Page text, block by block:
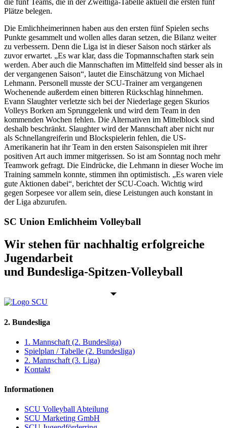
Plätze belegen.
Die Emlichheimerinnen haben aus den ersten fünf Spielen sechs
Punkte gesammelt und wollen alles daran setzen, die Bilanz weiter
zu verbessern. Denn die Liga ist in dieser Saison noch stärker als
zuvor erwartet. „Es war klar, dass die Topmannschaften stark sein
werden. Aber auch die Mannschaften im Mittelfeld sind besser als in
der vergangenen Saison“, lautet die Einschätzung von Michael
Lehmann. Personell musste der SCU-Trainer am vergangenen
Wochenende außerdem einen bitteren Rückschlag hinnehmen.
Evann Slaughter verletzte sich bei der Niederlage gegen Skurios
Volleys Borken am Sprunggelenk und wird dem Team in den
kommenden Wochen fehlen. Die Alternativen im Mittelblock sind
deshalb beschränkt. Slaughter wird der Mannschaft aber nicht nur
als Schnellangreiferin und Blockspielerin fehlen, die US-
Amerikanerin hat ihr Team in den ersten Saisonspielen mit ihrer
positiven Art auch immer mitgerissen. So ist am Sonntag noch mehr
Teamwork gefragt. Die Eindrücke, die Lehmann in dieser Woche im
Training sammeln konnte, stimmen ihn optimistisch. „Es waren viele
gute Aktionen dabei“, berichtet der SCU-Coach. Wichtig wird
gegen Sorpesee vor allem sein, diese Leistungen auch konstant in
der Liga abzurufen.
SC Union Emlichheim Volleyball
Wir stehen für nachhaltig erfolgreiche
Jugendarbeit
und Bundesliga-Spitzen-Volleyball
2. Bundesliga
1. Mannschaft (2. Bundesliga)
Spielplan / Tabelle (2. Bundesliga)
2. Mannschaft (3. Liga)
Kontakt
Informationen
SCU Volleyball Abteilung
SCU Marketing GmbH